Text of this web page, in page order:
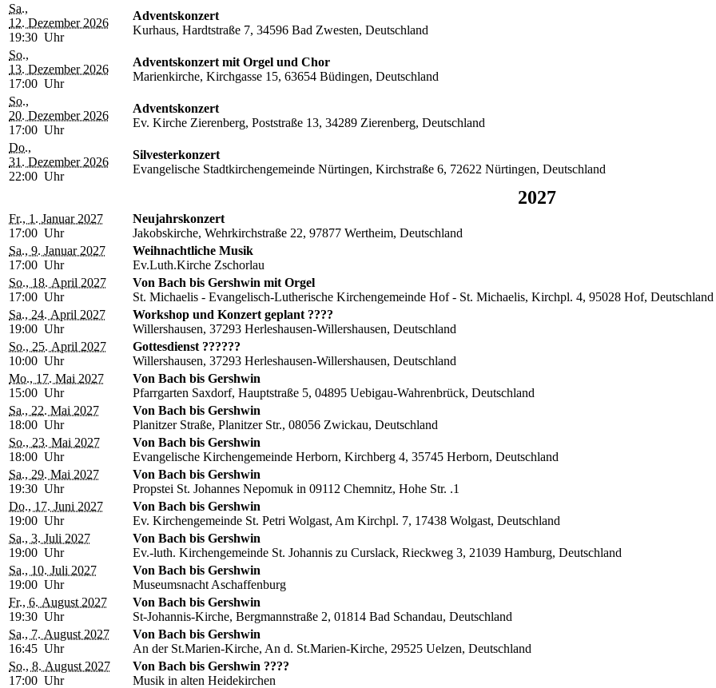
Sa.,
12. Dezember 2026
19:30 Uhr
Adventskonzert
Kurhaus, Hardtstraße 7, 34596 Bad Zwesten, Deutschland
So.,
13. Dezember 2026
17:00 Uhr
Adventskonzert mit Orgel und Chor
Marienkirche, Kirchgasse 15, 63654 Büdingen, Deutschland
So.,
20. Dezember 2026
17:00 Uhr
Adventskonzert
Ev. Kirche Zierenberg, Poststraße 13, 34289 Zierenberg, Deutschland
Do.,
31. Dezember 2026
22:00 Uhr
Silvesterkonzert
Evangelische Stadtkirchengemeinde Nürtingen, Kirchstraße 6, 72622 Nürtingen, Deutschland
2027
Fr., 1. Januar 2027
17:00 Uhr
Neujahrskonzert
Jakobskirche, Wehrkirchstraße 22, 97877 Wertheim, Deutschland
Sa., 9. Januar 2027
17:00 Uhr
Weihnachtliche Musik
Ev.Luth.Kirche Zschorlau
So., 18. April 2027
17:00 Uhr
Von Bach bis Gershwin mit Orgel
St. Michaelis - Evangelisch-Lutherische Kirchengemeinde Hof - St. Michaelis, Kirchpl. 4, 95028 Hof, Deutschland
Sa., 24. April 2027
19:00 Uhr
Workshop und Konzert geplant ????
Willershausen, 37293 Herleshausen-Willershausen, Deutschland
So., 25. April 2027
10:00 Uhr
Gottesdienst ??????
Willershausen, 37293 Herleshausen-Willershausen, Deutschland
Mo., 17. Mai 2027
15:00 Uhr
Von Bach bis Gershwin
Pfarrgarten Saxdorf, Hauptstraße 5, 04895 Uebigau-Wahrenbrück, Deutschland
Sa., 22. Mai 2027
18:00 Uhr
Von Bach bis Gershwin
Planitzer Straße, Planitzer Str., 08056 Zwickau, Deutschland
So., 23. Mai 2027
18:00 Uhr
Von Bach bis Gershwin
Evangelische Kirchengemeinde Herborn, Kirchberg 4, 35745 Herborn, Deutschland
Sa., 29. Mai 2027
19:30 Uhr
Von Bach bis Gershwin
Propstei St. Johannes Nepomuk in 09112 Chemnitz, Hohe Str. .1
Do., 17. Juni 2027
19:00 Uhr
Von Bach bis Gershwin
Ev. Kirchengemeinde St. Petri Wolgast, Am Kirchpl. 7, 17438 Wolgast, Deutschland
Sa., 3. Juli 2027
19:00 Uhr
Von Bach bis Gershwin
Ev.-luth. Kirchengemeinde St. Johannis zu Curslack, Rieckweg 3, 21039 Hamburg, Deutschland
Sa., 10. Juli 2027
19:00 Uhr
Von Bach bis Gershwin
Museumsnacht Aschaffenburg
Fr., 6. August 2027
19:30 Uhr
Von Bach bis Gershwin
St-Johannis-Kirche, Bergmannstraße 2, 01814 Bad Schandau, Deutschland
Sa., 7. August 2027
16:45 Uhr
Von Bach bis Gershwin
An der St.Marien-Kirche, An d. St.Marien-Kirche, 29525 Uelzen, Deutschland
So., 8. August 2027
17:00 Uhr
Von Bach bis Gershwin ????
Musik in alten Heidekirchen